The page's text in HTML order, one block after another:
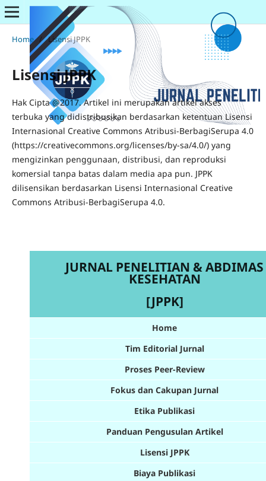
Home / Lisensi JPPK
Lisensi JPPK
Hak Cipta @2017. Artikel ini merupakan artikel akses
terbuka yang didistribusikan berdasarkan ketentuan Lisensi
Internasional Creative Commons Atribusi-BerbagiSerupa 4.0
(https://creativecommons.org/licenses/by-sa/4.0/) yang
mengizinkan penggunaan, distribusi, dan reproduksi
komersial tanpa batas dalam media apa pun. JPPK
dilisensikan berdasarkan Lisensi Internasional Creative
Commons Atribusi-BerbagiSerupa 4.0.
JURNAL PENELITIAN & ABDIMAS
KESEHATAN
[JPPK]
Home
Tim Editorial Jurnal
Proses Peer-Review
Fokus dan Cakupan Jurnal
Etika Publikasi
Panduan Pengusulan Artikel
Lisensi JPPK
Biaya Publikasi